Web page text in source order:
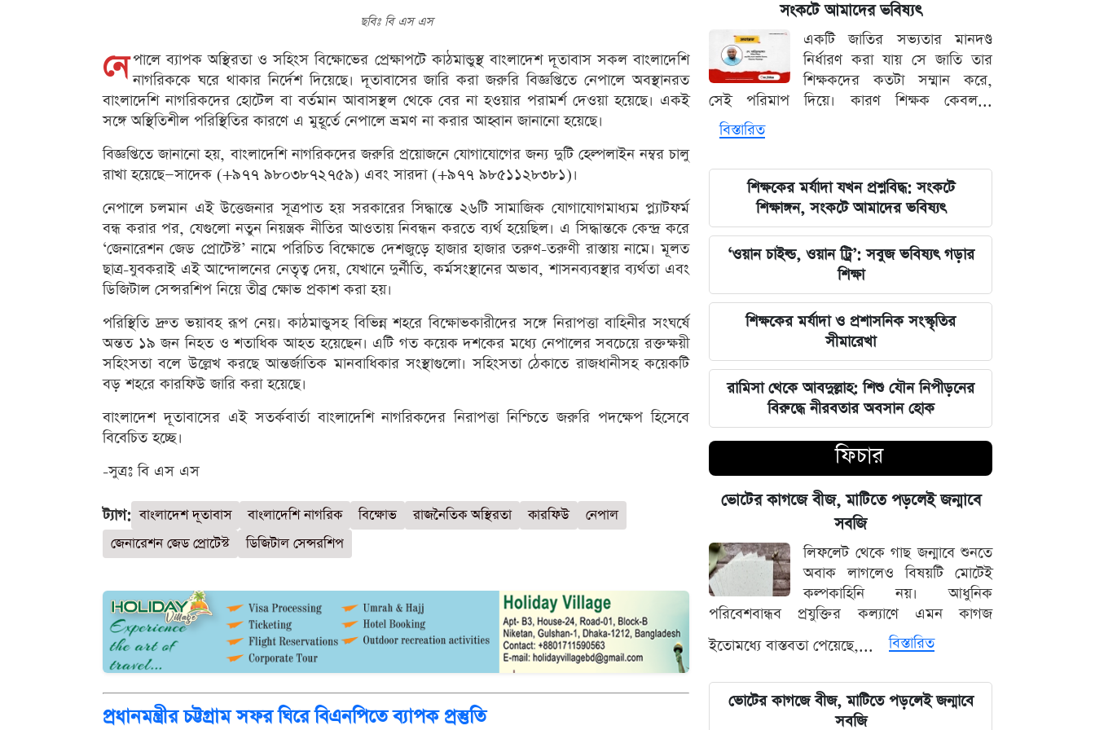
ছবিঃ বি এস এস
নে পালে ব্যাপক অস্থিরতা ও সহিংস বিক্ষোভের প্রেক্ষাপটে কাঠমান্ডুস্থ বাংলাদেশ দূতাবাস সকল বাংলাদেশি
নাগরিককে ঘরে থাকার নির্দেশ দিয়েছে। দূতাবাসের জারি করা জরুরি বিজ্ঞপ্তিতে নেপালে অবস্থানরত
বাংলাদেশি নাগরিকদের হোটেল বা বর্তমান আবাসস্থল থেকে বের না হওয়ার পরামর্শ দেওয়া হয়েছে। একই
সঙ্গে অস্থিতিশীল পরিস্থিতির কারণে এ মুহূর্তে নেপালে ভ্রমণ না করার আহ্বান জানানো হয়েছে।
বিজ্ঞপ্তিতে জানানো হয়, বাংলাদেশি নাগরিকদের জরুরি প্রয়োজনে যোগাযোগের জন্য দুটি হেল্পলাইন নম্বর চালু
রাখা হয়েছে—সাদেক (+৯৭৭ ৯৮০৩৮৭২৭৫৯) এবং সারদা (+৯৭৭ ৯৮৫১১২৮৩৮১)।
নেপালে চলমান এই উত্তেজনার সূত্রপাত হয় সরকারের সিদ্ধান্তে ২৬টি সামাজিক যোগাযোগমাধ্যম প্ল্যাটফর্ম
বন্ধ করার পর, যেগুলো নতুন নিয়ন্ত্রক নীতির আওতায় নিবন্ধন করতে ব্যর্থ হয়েছিল। এ সিদ্ধান্তকে কেন্দ্র করে
‘জেনারেশন জেড প্রোটেস্ট’ নামে পরিচিত বিক্ষোভে দেশজুড়ে হাজার হাজার তরুণ-তরুণী রাস্তায় নামে। মূলত
ছাত্র-যুবকরাই এই আন্দোলনের নেতৃত্ব দেয়, যেখানে দুর্নীতি, কর্মসংস্থানের অভাব, শাসনব্যবস্থার ব্যর্থতা এবং
ডিজিটাল সেন্সরশিপ নিয়ে তীব্র ক্ষোভ প্রকাশ করা হয়।
পরিস্থিতি দ্রুত ভয়াবহ রূপ নেয়। কাঠমান্ডুসহ বিভিন্ন শহরে বিক্ষোভকারীদের সঙ্গে নিরাপত্তা বাহিনীর সংঘর্ষে
অন্তত ১৯ জন নিহত ও শতাধিক আহত হয়েছেন। এটি গত কয়েক দশকের মধ্যে নেপালের সবচেয়ে রক্তক্ষয়ী
সহিংসতা বলে উল্লেখ করছে আন্তর্জাতিক মানবাধিকার সংস্থাগুলো। সহিংসতা ঠেকাতে রাজধানীসহ কয়েকটি
বড় শহরে কারফিউ জারি করা হয়েছে।
বাংলাদেশ দূতাবাসের এই সতর্কবার্তা বাংলাদেশি নাগরিকদের নিরাপত্তা নিশ্চিতে জরুরি পদক্ষেপ হিসেবে
বিবেচিত হচ্ছে।
-সুত্রঃ বি এস এস
ট্যাগ: বাংলাদেশ দূতাবাস বাংলাদেশি নাগরিক বিক্ষোভ রাজনৈতিক অস্থিরতা কারফিউ
নেপাল
জেনারেশন জেড প্রোটেস্ট
ডিজিটাল সেন্সরশিপ
প্রধানমন্ত্রীর চট্টগ্রাম সফর ঘিরে বিএনপিতে ব্যাপক প্রস্তুতি
তুরস্ক-সৌদি-পাকিস্তান চুক্তি কি নতুন
সামরিক জোট? যা বললেন এরদোগান
ইরানকে যে শর্ত দিল যুক্তরাষ্ট্র, যেটা
প্রথম mRNA ফ্লু টিকা অনুমোদন, কারা
নিতে পারবেন
স্বর্ণ খাতে বড় সংস্কার, বদলাতে পারে
আমদানি-রপ্তানি নিয়ম
গণমাধ্যম শক্ত হলে গণতন্ত্রও টেকসই হবে:
মির্জা ফখরুল
আগস্টের শেষে চাকরিজীবীদের টানা ৪
দিনের ছুটির সুযোগ
মণিপুরের অমীমাংসিত সীমান্ত নিয়ে ভারত-
মিয়ানমার আলোচনা
সক্রিয় মৌসুমি বায়ুর প্রভাব ও আগামী
সপ্তাহের আবহাওয়ার সার্বিক রূপরেখা
ফ্যাসিবাদের কালো ছায়া তাড়াতে সাংস্কৃতিক
বিপ্লব প্রয়োজন: ডা. শফিকুর রহমান
দেশের নিরাপত্তা ব্যবস্থাপনায় আসছে বড়
পরিবর্তন, নতুন আইনের রূপরেখা প্রকাশ
আওয়ামী লীগ আমাদের শত্রু নয় মিত্র, তারা
বিএনপির সঙ্গে মিশে যাবে: নাছির চৌধুরী
সংকটে আমাদের ভবিষ্যৎ
একটি জাতির সভ্যতার মানদণ্ড
নির্ধারণ করা যায় সে জাতি তার
শিক্ষকদের কতটা সম্মান করে,
সেই পরিমাপ দিয়ে। কারণ শিক্ষক কেবল...
বিস্তারিত
শিক্ষকের মর্যাদা যখন প্রশ্নবিদ্ধ: সংকটে
শিক্ষাঙ্গন, সংকটে আমাদের ভবিষ্যৎ
‘ওয়ান চাইল্ড, ওয়ান ট্রি’: সবুজ ভবিষ্যৎ গড়ার
শিক্ষা
শিক্ষকের মর্যাদা ও প্রশাসনিক সংস্কৃতির
সীমারেখা
রামিসা থেকে আবদুল্লাহ: শিশু যৌন নিপীড়নের
বিরুদ্ধে নীরবতার অবসান হোক
ফিচার
ভোটের কাগজে বীজ, মাটিতে পড়লেই জন্মাবে
সবজি
লিফলেট থেকে গাছ জন্মাবে শুনতে
অবাক লাগলেও বিষয়টি মোটেই
কল্পকাহিনি নয়। আধুনিক
পরিবেশবান্ধব প্রযুক্তির কল্যাণে এমন কাগজ
ইতোমধ্যে বাস্তবতা পেয়েছে,...
বিস্তারিত
ভোটের কাগজে বীজ, মাটিতে পড়লেই জন্মাবে
সবজি